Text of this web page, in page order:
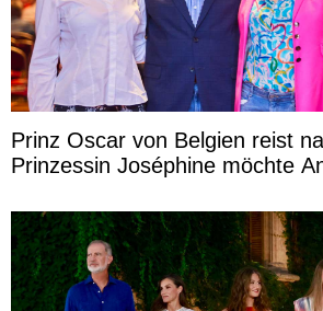
Prinz Oscar von Belgien reist
Prinzessin Joséphine möchte